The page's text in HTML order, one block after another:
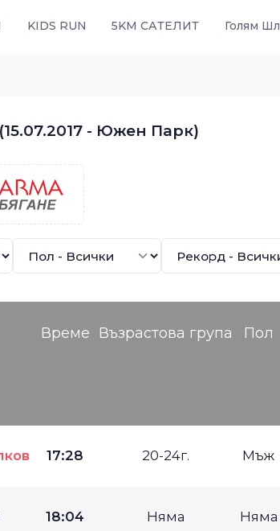
KIDS RUN 5KM САТЕЛИТ Голям
- Южен Парк)
Време Възрастова група Пол
17:28 20-24г. Мъж
18:04 Няма Няма